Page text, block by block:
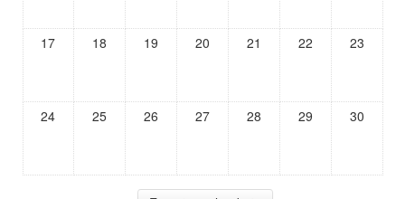
17 18 19 20 21 22 23
24 25 26 27 28 29 30